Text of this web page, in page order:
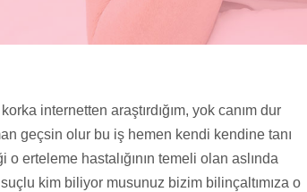
internetten araştırdığım, yok canım dur
geçsin olur bu iş hemen kendi kendine tanı
erteleme hastalığının temeli olan aslında
kim biliyor musunuz bizim bilinçaltımıza o